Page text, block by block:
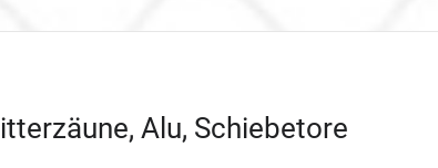
Alu, Schiebetore